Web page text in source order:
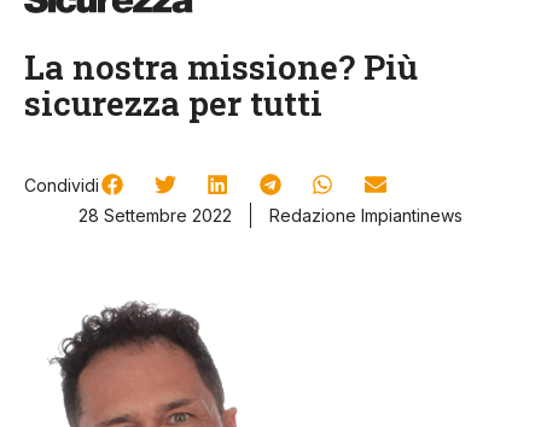
La nostra missione? Più
sicurezza per tutti
Condividi
28 Settembre 2022
Redazione Impiantinews